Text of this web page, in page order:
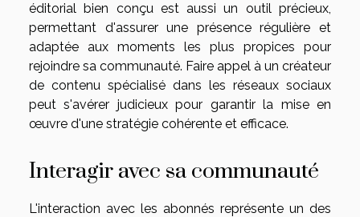
éditorial bien conçu est aussi un outil précieux,
permettant d'assurer une présence régulière et
adaptée aux moments les plus propices pour
rejoindre sa communauté. Faire appel à un créateur
de contenu spécialisé dans les réseaux sociaux
peut s'avérer judicieux pour garantir la mise en
œuvre d'une stratégie cohérente et efficace.
Interagir avec sa communauté
L'interaction avec les abonnés représente un des